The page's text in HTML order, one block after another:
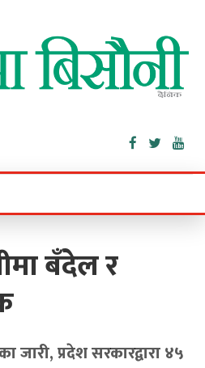
बँदेल र
जारी, प्रदेश सरकारद्वारा ४५